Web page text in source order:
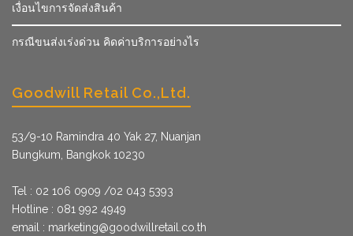
เงื่อนไขการจัดส่งสินค้า
กรณีขนส่งเร่งด่วน คิดค่าบริการอย่างไร
Goodwill Retail Co.,Ltd.
53/9­-10 Ramindra 40 Yak 27, Nuanjan
Bungkum, Bangkok 10230
Tel : 02 106 0909 /02 043 5393
Hotline : 081 992 4949
email : marketing@goodwillretail.co.th